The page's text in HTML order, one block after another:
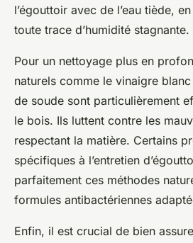
l’égouttoir avec de l’eau tiède,
toute trace d’humidité stagnante.
Pour un nettoyage plus en
naturels comme le vinaigre
de soude sont particulièrement
le bois. Ils luttent contre les
respectant la matière. Certains
spécifiques à l’entretien
parfaitement ces méthodes
formules antibactériennes
Enfin, il est crucial de bien